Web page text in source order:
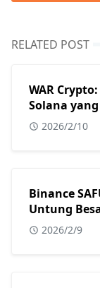
RELATED POST
WAR
Solana
2026/2/10
Binance
Untung
2026/2/9